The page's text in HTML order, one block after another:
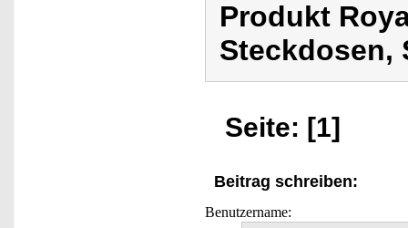
Produkt
Steckdosen,
Seite: [1]
Beitrag schreiben:
Benutzername: